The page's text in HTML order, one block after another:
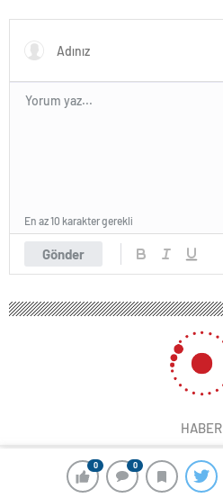
0 0
Gönder
En az 10 karakter gerekli
HABER